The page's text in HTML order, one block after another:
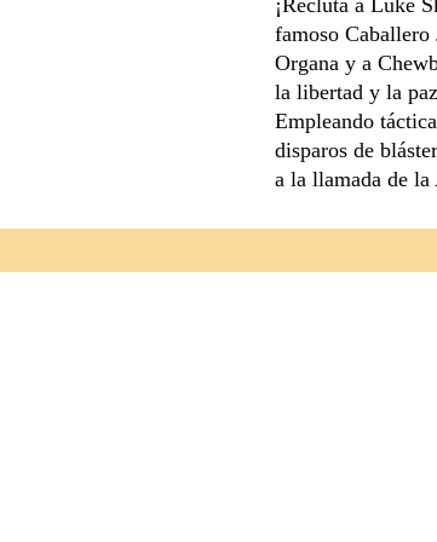
¡Recluta a Luke
famoso
Organa y a
la libertad y la
Empleando
disparos de
a la llamada de